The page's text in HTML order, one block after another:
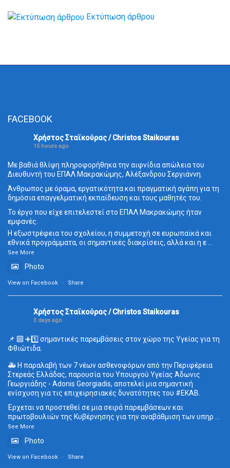
Εκτύπωση άρθρου
FACEBOOK
Χρήστος Σταϊκούρας / Christos Staikouras
15 hours ago
Με βαθιά θλίψη πληροφορήθηκα την αιφνίδια απώλεια του
Διευθυντή του ΕΠΑΛ Μακρακώμης, Αλέξανδρου Σεργιάννη.
Άνθρωπος με όραμα, εργατικότητα και πραγματική αγάπη για τη
δημόσια επαγγελματική εκπαίδευση και τους μαθητές του.
Το έργο που είχε επιτελεστεί στο ΕΠΑΛ Μακρακώμης ήταν
εμφανές.
Η εξωστρέφεια του σχολείου, η συμμετοχή σε ευρωπαϊκά και
εθνικά προγράμματα, οι σημαντικές διακρίσεις, αλλά και η ε...
See More
Photo
View on Facebook · Share
Χρήστος Σταϊκούρας / Christos Staikouras
3 days ago
📌 🔟 ➕1️⃣ σημαντικές παρεμβάσεις στον χώρο της Υγείας για τη
Φθιώτιδα.
🚑 Η παραλαβή των 7 νέων ασθενοφόρων από την Περιφέρεια
Στερεάς Ελλάδας, παρουσία του Υπουργού Υγείας Άδωνις
Γεωργιάδης - Adonis Georgiadis, αποτελεί μια σημαντική
ενίσχυση για τις επιχειρησιακές δυνατότητες του #ΕΚΑΒ.
Έρχεται να προστεθεί σε μια σειρά παρεμβάσεων και
πρωτοβουλιών της Κυβέρνησης για την αναβάθμιση των υπηρ ...
See More
Photo
View on Facebook · Share